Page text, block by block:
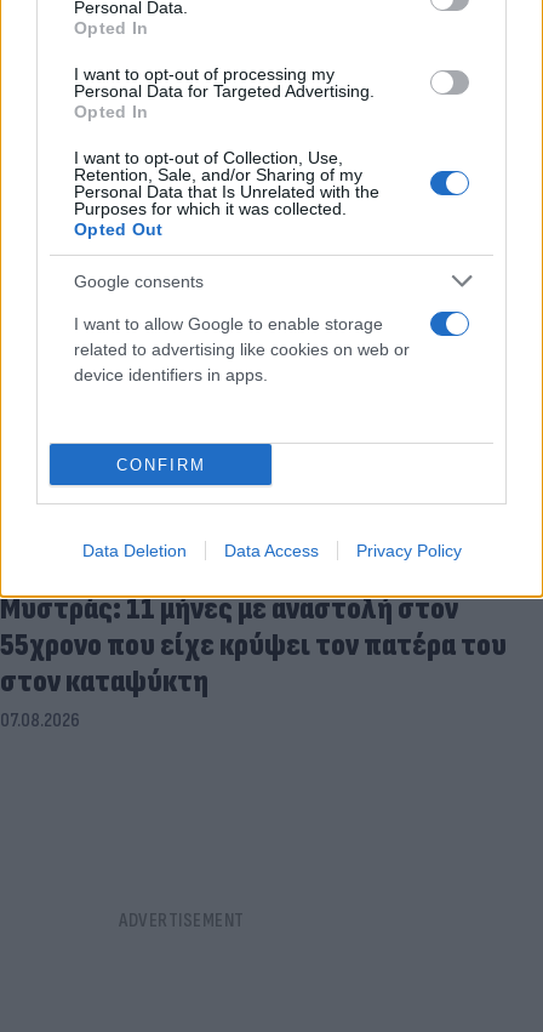
Personal Data.
Opted In
I want to opt-out of processing my
Personal Data for Targeted Advertising.
Opted In
I want to opt-out of Collection, Use,
Retention, Sale, and/or Sharing of my
Personal Data that Is Unrelated with the
Purposes for which it was collected.
Opted Out
Google consents
I want to allow Google to enable storage
related to advertising like cookies on web or
device identifiers in apps.
CONFIRM
Data Deletion Data Access Privacy Policy
FLASH FOCUS
Μυστράς: 11 μήνες με αναστολή στον
55χρονο που είχε κρύψει τον πατέρα του
στον καταψύκτη
07.08.2026